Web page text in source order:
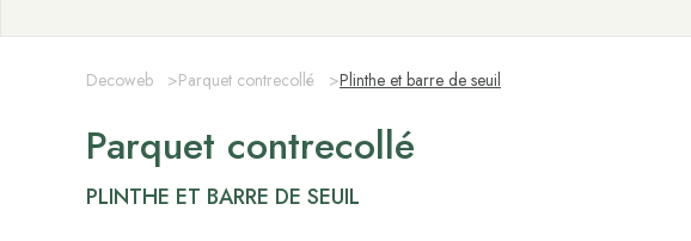
Decoweb >Parquet contrecollé >Plinthe et barre de seuil
Parquet contrecollé
PLINTHE ET BARRE DE SEUIL